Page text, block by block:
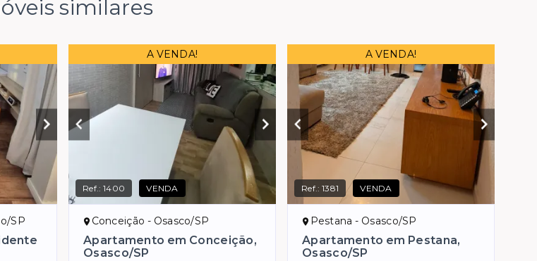
similares
SP
A VENDA!
Ref.:1400 VENDA
Conceição - Osasco/SP
Apartamento em Conceição,
Osasco/SP
A VENDA!
Ref.:1381 VENDA
Pestana - Osasco/SP
Apartamento em Pestana,
Osasco/SP